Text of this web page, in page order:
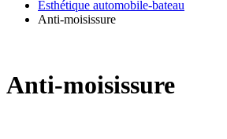
Esthétique automobile-bateau
Anti-moisissure
Anti-moisissure